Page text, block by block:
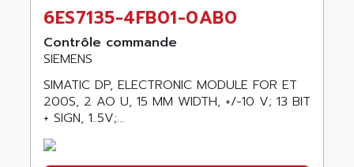
6ES7135-4FB01-0AB0
Contrôle commande
SIEMENS
SIMATIC DP, ELECTRONIC MODULE FOR ET
200S, 2 AO U, 15 MM WIDTH, +/-10 V; 13 BIT
+ SIGN, 1..5V;...